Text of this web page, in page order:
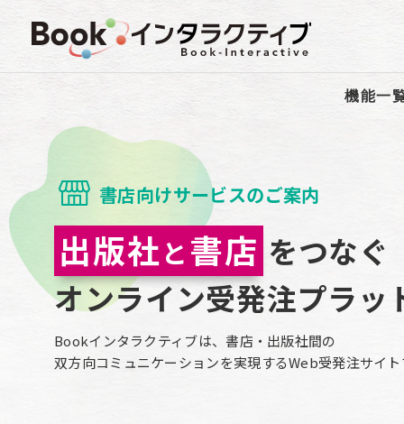
機能一
書店向けサービスのご案内
出版社と書店 をつなぐ
オンライン受発注プラッ
Bookインタラクティブは、書店・出版社間の
双方向コミュニケーションを実現するWeb受発注サイ